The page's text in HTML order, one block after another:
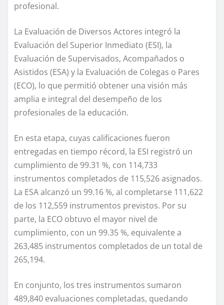
profesional.
La Evaluación de Diversos Actores integró la
Evaluación del Superior Inmediato (ESI), la
Evaluación de Supervisados, Acompañados o
Asistidos (ESA) y la Evaluación de Colegas o Pares
(ECO), lo que permitió obtener una visión más
amplia e integral del desempeño de los
profesionales de la educación.
En esta etapa, cuyas calificaciones fueron
entregadas en tiempo récord, la ESI registró un
cumplimiento de 99.31 %, con 114,733
instrumentos completados de 115,526 asignados.
La ESA alcanzó un 99.16 %, al completarse 111,622
de los 112,559 instrumentos previstos. Por su
parte, la ECO obtuvo el mayor nivel de
cumplimiento, con un 99.35 %, equivalente a
263,485 instrumentos completados de un total de
265,194.
En conjunto, los tres instrumentos sumaron
489,840 evaluaciones completadas, quedando